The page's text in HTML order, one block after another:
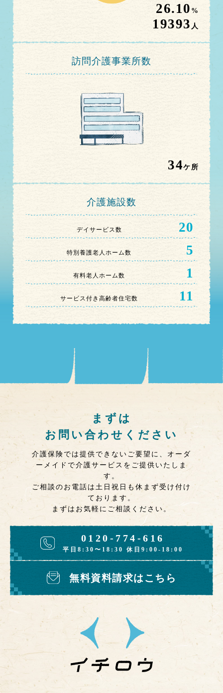
26.10 %
19393 人
訪問介護事業所数
34ケ所
介護施設数
デイサービス数 20
特別養護老人ホーム数 5
有料老人ホーム数 1
サービス付き高齢者住宅数 11
まずは
お問い合わせください
介護保険では提供できないご要望に、オーダ
ーメイドで介護サービスをご提供いたしま
す。
ご相談のお電話は土日祝日も休まず受け付け
ております。
まずはお気軽にご相談ください。
0120-774-616
平日8:30〜18:30 休日9:00-18:00
無料資料請求はこちら